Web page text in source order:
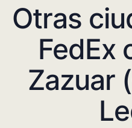
Otras
FedEx
Zazuar